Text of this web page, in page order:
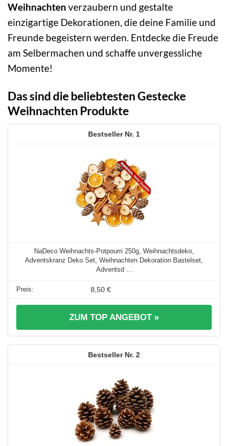
Weihnachten verzaubern und gestalte
einzigartige Dekorationen, die deine Familie und
Freunde begeistern werden. Entdecke die Freude
am Selbermachen und schaffe unvergessliche
Momente!
Das sind die beliebtesten Gestecke
Weihnachten Produkte
1
NaDeco Weihnachts-Potpourri 250g, Weihnachtsdeko,
Adventskranz Deko Set, Weihnachten Dekoration Bastelset,
Adventsd ...
8,50 €
ZUM TOP ANGEBOT »
2